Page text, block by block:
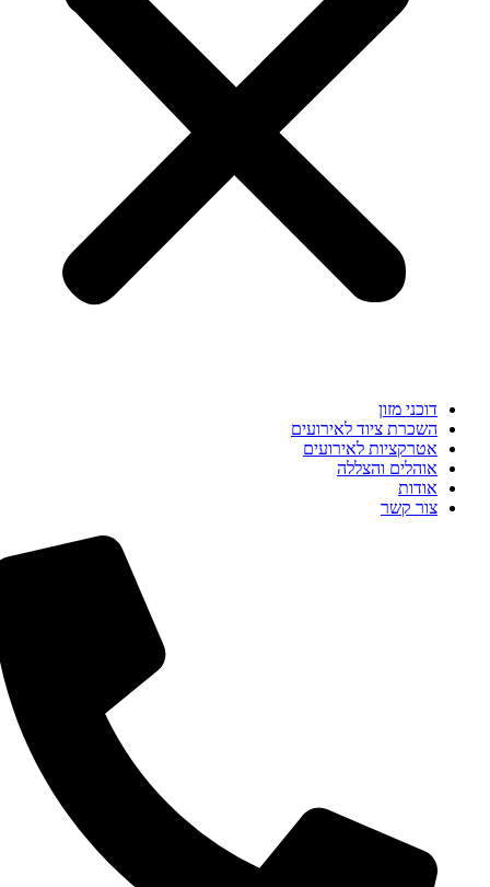
דוכני מזון
השכרת ציוד לאירועים
אטרקציות לאירועים
אוהלים והצללה
אודות
צור קשר